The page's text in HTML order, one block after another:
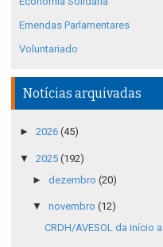
Emendas Parlamentares
Voluntariado
Notícias arquivadas
► 2026 (45)
▼ 2025 (192)
► dezembro (20)
▼ novembro (12)
CRDH/AVESOL da início